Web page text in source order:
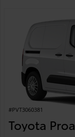
#PVT3060381
Toyota